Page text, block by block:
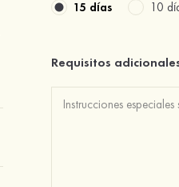
15 días 10
Requisitos